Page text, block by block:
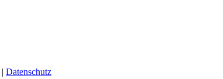
| Datenschutz